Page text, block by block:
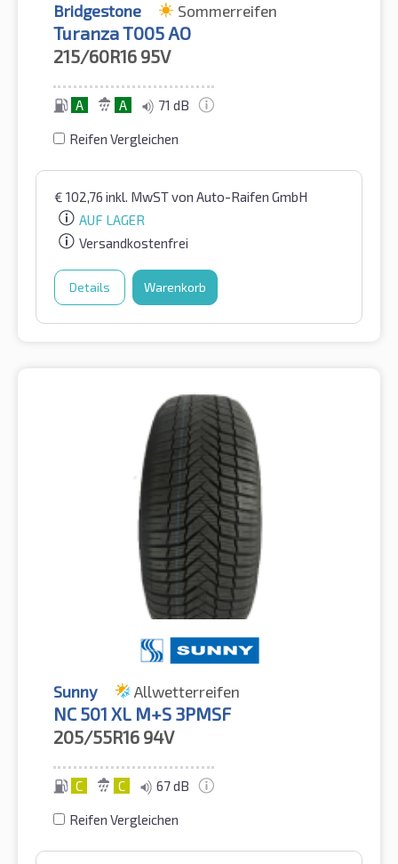
Bridgestone Sommerreifen
Turanza T005 AO
215/60R16 95V
A A 71 dB
Reifen Vergleichen
€ 102,76 inkl. MwSTvon Auto-Raifen GmbH
AUF LAGER
Versandkostenfrei
Details Warenkorb
Sunny Allwetterreifen
NC 501 XL M+S 3PMSF
205/55R16 94V
C C 67 dB
Reifen Vergleichen